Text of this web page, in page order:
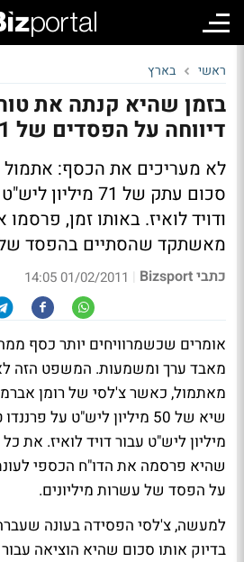
ראשי בארץ
בזמן שהיא קנתה את
דיווחה על הפסדים של 71 מיליון ליש"ט
לא מעריכים את הכסף: אתמול
סכום עתק של 71
ודויד לואיז. באותו זמן,
מאשתקד שהסתיים בהפסד של
כתבי Bizsport |
01/02/2011 14:05
אומרים שכשמרוויחים יותר כסף
מאבד ערך ומשמעות. המשפט הזה לא
מאתמול, כאשר צ'לסי של רומן
מיליון ליש"ט עבור דויד לואיז. את
על הפסד של עשרות מיליונים.
בדיוק אותו סכום שהיא הוציאה